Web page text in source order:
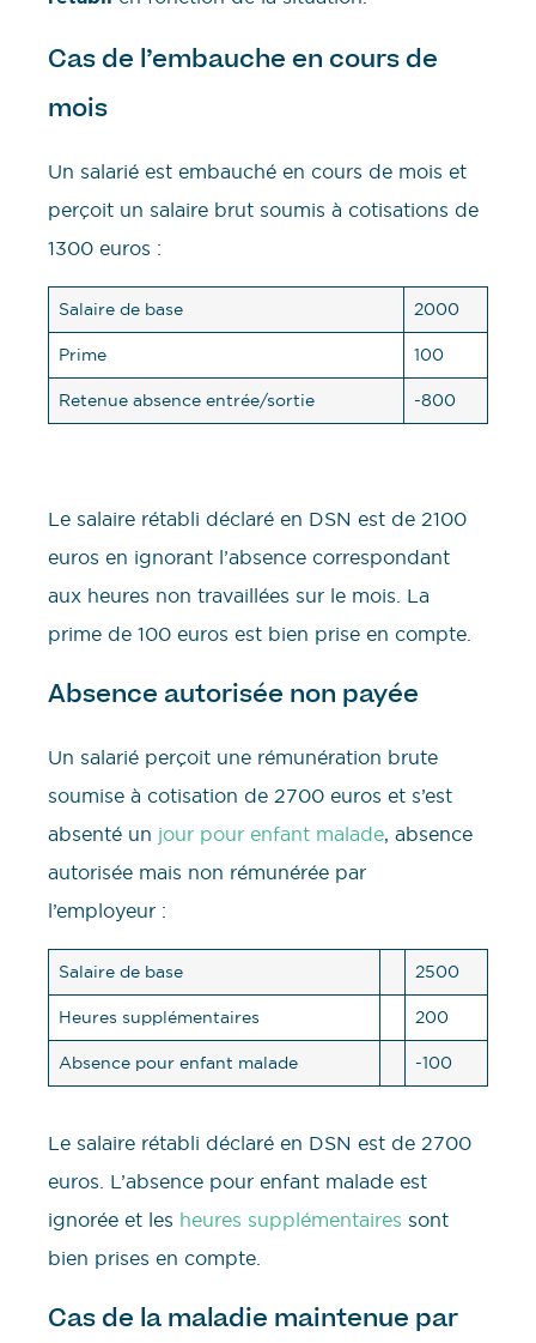
Cas de l’embauche en cours de
mois
Un salarié est embauché en cours de mois et
perçoit un salaire brut soumis à cotisations de
1300 euros :
Salaire de base 2000
Prime 100
Retenue absence entrée/sortie -800
Le salaire rétabli déclaré en DSN est de 2100
euros en ignorant l’absence correspondant
aux heures non travaillées sur le mois. La
prime de 100 euros est bien prise en compte.
Absence autorisée non payée
Un salarié perçoit une rémunération brute
soumise à cotisation de 2700 euros et s’est
absenté un jour pour enfant malade, absence
autorisée mais non rémunérée par
l’employeur :
Salaire de base 2500
Heures supplémentaires 200
Absence pour enfant malade -100
Le salaire rétabli déclaré en DSN est de 2700
euros. L’absence pour enfant malade est
ignorée et les heures supplémentaires sont
bien prises en compte.
Cas de la maladie maintenue par